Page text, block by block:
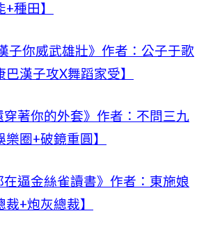
種田】
子你威武雄壯》作者：公子于歌
巴漢子攻X舞蹈家受】
穿著你的外套》作者：不問三九
樂圈+破鏡重圓】
在逼金絲雀讀書》作者：東施娘
裁+炮灰總裁】